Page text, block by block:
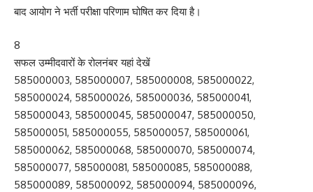
बाद आयोग ने भर्ती परीक्षा परिणाम घोषित कर दिया है।
8
सफल उम्मीदवारों के रोलनंबर यहां देखें
585000003, 585000007, 585000008, 585000022,
585000024, 585000026, 585000036, 585000041,
585000043, 585000045, 585000047, 585000050,
585000051, 585000055, 585000057, 585000061,
585000062, 585000068, 585000070, 585000074,
585000077, 585000081, 585000085, 585000088,
585000089, 585000092, 585000094, 585000096,